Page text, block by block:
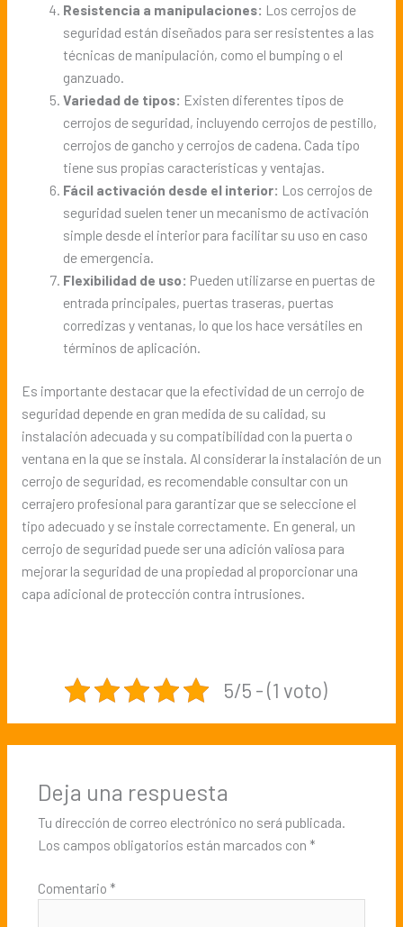
Resistencia a manipulaciones: Los cerrojos de
seguridad están diseñados para ser resistentes a las
técnicas de manipulación, como el bumping o el
ganzuado.
Variedad de tipos: Existen diferentes tipos de
cerrojos de seguridad, incluyendo cerrojos de pestillo,
cerrojos de gancho y cerrojos de cadena. Cada tipo
tiene sus propias características y ventajas.
Fácil activación desde el interior: Los cerrojos de
seguridad suelen tener un mecanismo de activación
simple desde el interior para facilitar su uso en caso
de emergencia.
Flexibilidad de uso: Pueden utilizarse en puertas de
entrada principales, puertas traseras, puertas
corredizas y ventanas, lo que los hace versátiles en
términos de aplicación.
Es importante destacar que la efectividad de un cerrojo de
seguridad depende en gran medida de su calidad, su
instalación adecuada y su compatibilidad con la puerta o
ventana en la que se instala. Al considerar la instalación de un
cerrojo de seguridad, es recomendable consultar con un
cerrajero profesional para garantizar que se seleccione el
tipo adecuado y se instale correctamente. En general, un
cerrojo de seguridad puede ser una adición valiosa para
mejorar la seguridad de una propiedad al proporcionar una
capa adicional de protección contra intrusiones.
5/5 - (1 voto)
Deja una respuesta
Tu dirección de correo electrónico no será publicada.
Los campos obligatorios están marcados con *
Comentario *